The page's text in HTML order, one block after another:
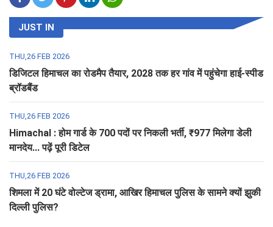
JUST IN
THU,26 FEB 2026
डिजिटल हिमाचल का रोडमैप तैयार, 2028 तक हर गांव में पहुंचेगा हाई-स्पीड
ब्रॉडबैंड
THU,26 FEB 2026
Himachal : होम गार्ड के 700 पदों पर निकली भर्ती, ₹977 मिलेगा डेली
मानदेय... पढ़ें पूरी डिटेल
THU,26 FEB 2026
शिमला में 20 घंटे वोल्टेज ड्रामा, आखिर हिमाचल पुलिस के सामने क्यों झुकी
दिल्ली पुलिस?